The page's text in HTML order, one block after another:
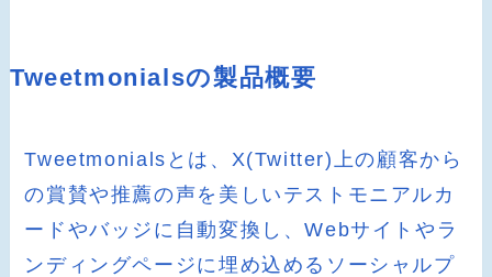
Tweetmonialsの製品概要
Tweetmonialsとは、X(Twitter)上の顧客から
の賞賛や推薦の声を美しいテストモニアルカ
ードやバッジに自動変換し、Webサイトやラ
ンディングページに埋め込めるソーシャルプ